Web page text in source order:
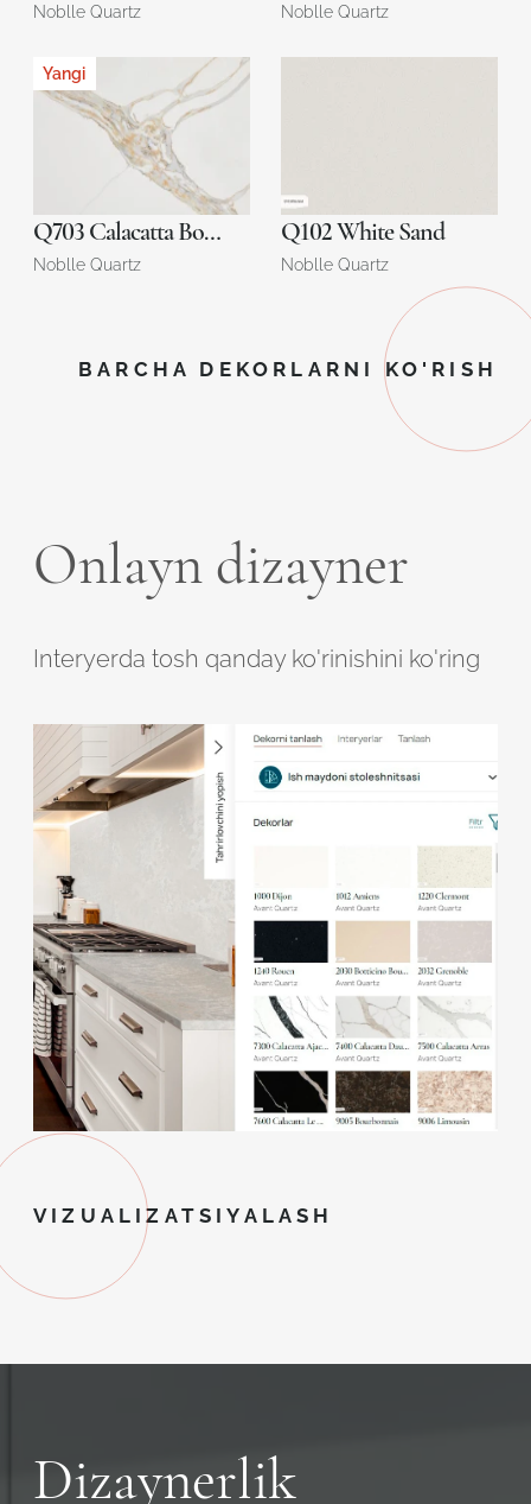
Noblle Quartz Noblle Quartz
Yangi
Q703 Calacatta Borghini
Noblle Quartz
Q102 White Sand
Noblle Quartz
BARCHA DEKORLARNI KO'RISH
Onlayn dizayner
Interyerda tosh qanday ko'rinishini ko'ring
VIZUALIZATSIYALASH
Dizaynerlik